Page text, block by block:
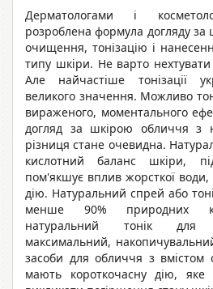
Дерматологами і
розроблена формула догляду
очищення, тонізацію і
типу шкіри. Не варто
Але найчастіше тонізації
великого значення. Можливо
вираженого, моментального
догляд за шкірою обличчя з
різниця стане очевидна.
кислотний баланс шкіри,
пом'якшує вплив жорсткої
дію. Натуральний спрей або
менше 90% природних
натуральний тонік для
максимальний,
засоби для обличчя з вмістом
мають короткочасну дію,